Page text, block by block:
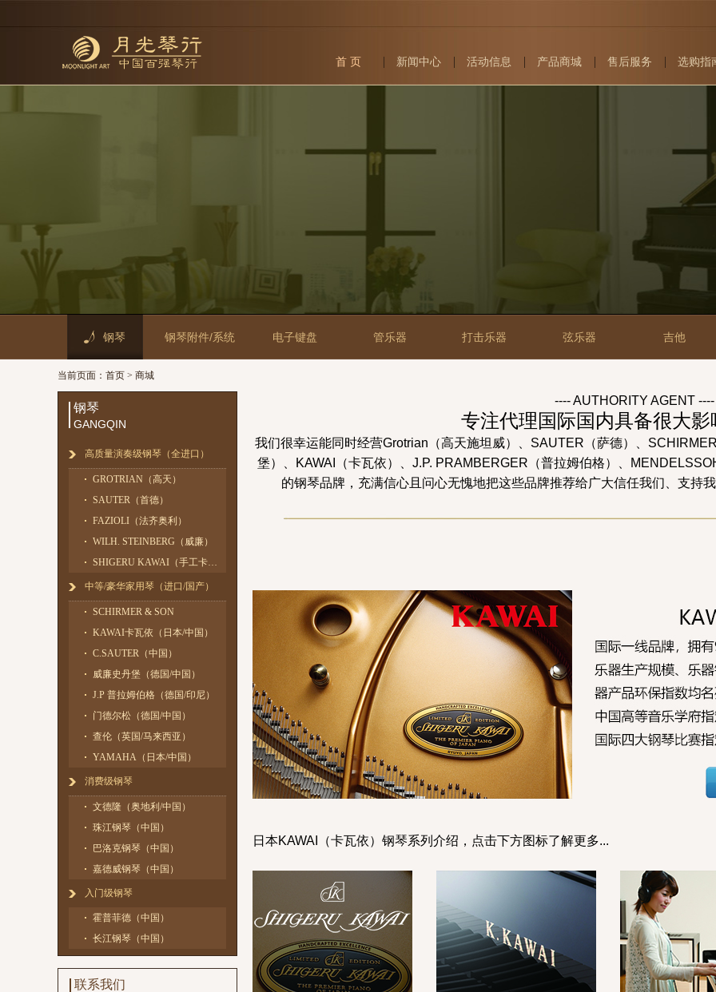
首 页 新闻中心 活动信息 产品商城 售后服务 选购指
钢琴 钢琴附件/系统 电子键盘 管乐器 打击乐器 弦乐器 吉他
当前页面： 首页 > 商城
钢琴
GANGQIN
高质量演奏级钢琴（全进口）
GROTRIAN（高天）
SAUTER（首德）
FAZIOLI（法齐奥利）
WILH. STEINBERG（威廉）
SHIGERU KAWAI（手工卡瓦依）
中等/豪华家用琴（进口/国产）
SCHIRMER & SON
KAWAI卡瓦依（日本/中国）
C.SAUTER（中国）
威廉史丹堡（德国/中国）
J.P 普拉姆伯格（德国/印尼）
门德尔松（德国/中国）
查伦（英国/马来西亚）
YAMAHA（日本/中国）
消费级钢琴
文德隆（奥地利/中国）
珠江钢琴（中国）
巴洛克钢琴（中国）
嘉德威钢琴（中国）
入门级钢琴
霍普菲德（中国）
长江钢琴（中国）
联系我们
---- AUTHORITY AGENT ----
专注代理国际国内具备很大
我们很幸运能同时经营Grotrian（高天施坦威）、SAUTER（萨德）、
堡）、KAWAI（卡瓦依）、J.P. PRAMBERGER（普拉姆伯格）、
的钢琴品牌，充满信心且问心无愧地把这些品牌推荐给广大信任我们、支持
日 本KAWAI（卡瓦依）钢琴系列介绍，点击下方图标了解更多...